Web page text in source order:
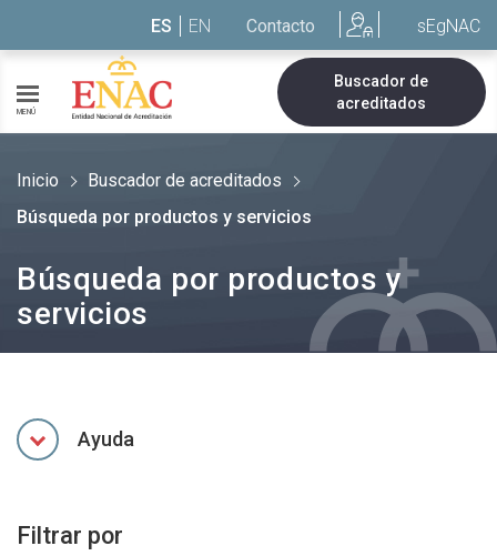
ES EN Contacto sEgNAC
MENÚ
Buscador de
acreditados
Inicio
Buscador de acreditados
Búsqueda por productos y servicios
Búsqueda por productos y
servicios
Ayuda
Filtrar por